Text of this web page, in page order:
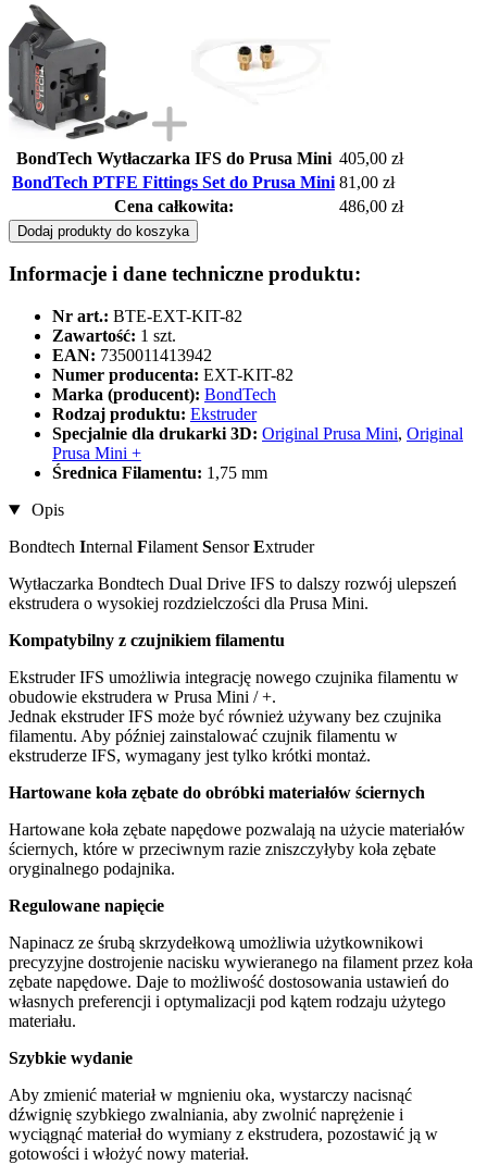
BondTech Wytłaczarka IFS do Prusa Mini 405,00 zł
BondTech PTFE Fittings Set do Prusa Mini 81,00 zł
Cena całkowita:
486,00 zł
Dodaj produkty do koszyka
Informacje i dane techniczne produktu:
Nr art.: BTE-EXT-KIT-82
Zawartość: 1 szt.
EAN: 7350011413942
Numer producenta: EXT-KIT-82
Marka (producent): BondTech
Rodzaj produktu: Ekstruder
Specjalnie dla drukarki 3D: Original Prusa Mini, Original
Prusa Mini +
Średnica Filamentu: 1,75 mm
Opis
Bondtech Internal Filament SensorExtruder
Wytłaczarka Bondtech Dual Drive IFS to dalszy rozwój ulepszeń
ekstrudera o wysokiej rozdzielczości dla Prusa Mini.
Kompatybilny z czujnikiem filamentu
Ekstruder IFS umożliwia integrację nowego czujnika filamentu w
obudowie ekstrudera w Prusa Mini / +.
Jednak ekstruder IFS może być również używany bez czujnika
filamentu. Aby później zainstalować czujnik filamentu w
ekstruderze IFS, wymagany jest tylko krótki montaż.
Hartowane koła zębate do obróbki materiałów ściernych
Hartowane koła zębate napędowe pozwalają na użycie materiałów
ściernych, które w przeciwnym razie zniszczyłyby koła zębate
oryginalnego podajnika.
Regulowane napięcie
Napinacz ze śrubą skrzydełkową umożliwia użytkownikowi
precyzyjne dostrojenie nacisku wywieranego na filament przez koła
zębate napędowe. Daje to możliwość dostosowania ustawień do
własnych preferencji i optymalizacji pod kątem rodzaju użytego
materiału.
Szybkie wydanie
Aby zmienić materiał w mgnieniu oka, wystarczy nacisnąć
dźwignię szybkiego zwalniania, aby zwolnić naprężenie i
wyciągnąć materiał do wymiany z ekstrudera, pozostawić ją w
gotowości i włożyć nowy materiał.